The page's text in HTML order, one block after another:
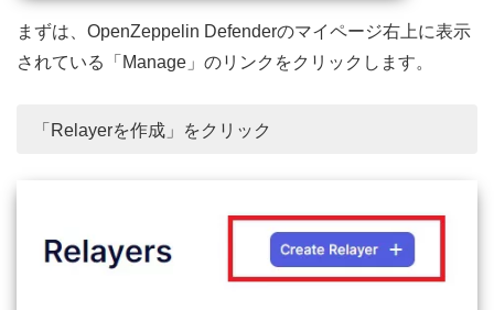
まずは、OpenZeppelin Defenderのマイページ右上に表示
されている「Manage」のリンクをクリックします。
「Relayerを作成」をクリック